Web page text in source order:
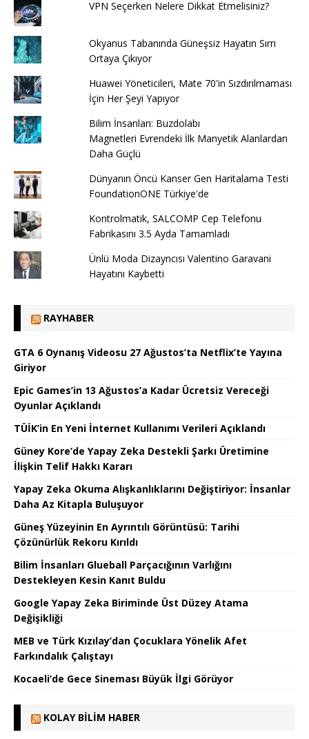
VPN Seçerken Nelere Dikkat Etmelisiniz?
Okyanus Tabanında Güneşsiz Hayatın Sırrı
Ortaya Çıkıyor
Huawei Yöneticileri, Mate 70'in Sızdırılmaması
İçin Her Şeyi Yapıyor
Bilim İnsanları: Buzdolabı
Magnetleri Evrendeki İlk Manyetik Alanlardan
Daha Güçlü
Dünyanın Öncü Kanser Gen Haritalama Testi
FoundationONE Türkiye'de
Kontrolmatik, SALCOMP Cep Telefonu
Fabrikasını 3.5 Ayda Tamamladı
Ünlü Moda Dizayncısı Valentino Garavani
Hayatını Kaybetti
RAYHABER
GTA 6 Oynanış Videosu 27 Ağustos’ta Netflix’te Yayına
Giriyor
Epic Games’in 13 Ağustos’a Kadar Ücretsiz Vereceği
Oyunlar Açıklandı
TÜİK’in En Yeni İnternet Kullanımı Verileri Açıklandı
Güney Kore’de Yapay Zeka Destekli Şarkı Üretimine
İlişkin Telif Hakkı Kararı
Yapay Zeka Okuma Alışkanlıklarını Değiştiriyor: İnsanlar
Daha Az Kitapla Buluşuyor
Güneş Yüzeyinin En Ayrıntılı Görüntüsü: Tarihi
Çözünürlük Rekoru Kırıldı
Bilim İnsanları Glueball Parçacığının Varlığını
Destekleyen Kesin Kanıt Buldu
Google Yapay Zeka Biriminde Üst Düzey Atama
Değişikliği
MEB ve Türk Kızılay’dan Çocuklara Yönelik Afet
Farkındalık Çalıştayı
Kocaeli’de Gece Sineması Büyük İlgi Görüyor
KOLAY BILIM HABER